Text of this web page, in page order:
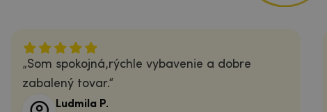
Som spokojná,rýchle vybavenie a dobre
zabalený tovar.
Ludmila P.